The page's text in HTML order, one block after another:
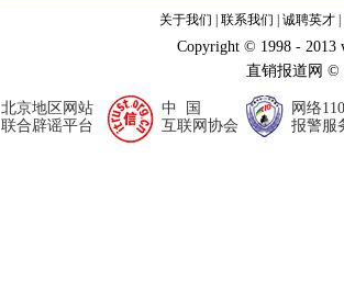
关于我们 联系我们 诚聘英才
Copyright © 1998 - 2013
直销报道网
北京地区网站
联合辟谣平台
中 国
互联网协会
网络110
报警服